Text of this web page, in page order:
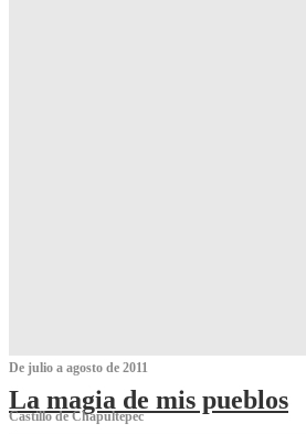
De julio a agosto de 2011
La magia de mis pueblos
Castillo de Chapultepec